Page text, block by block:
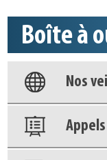
Boîte à
Base
Nos